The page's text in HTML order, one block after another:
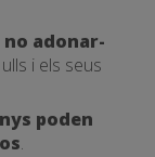
adonar-
i els seus
poden
.